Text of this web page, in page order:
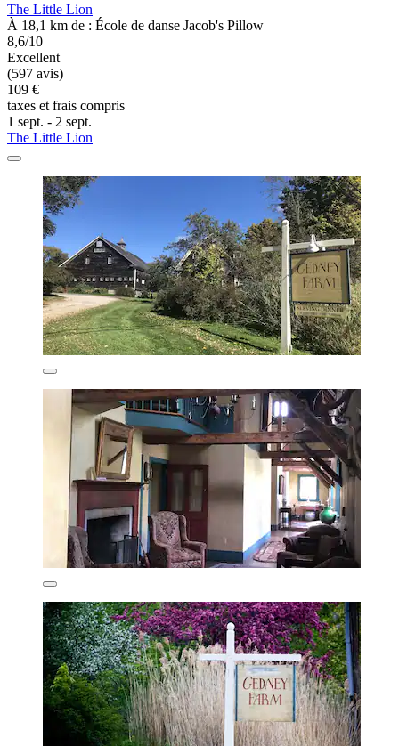
The Little Lion
À 18,1 km de : École de danse Jacob's Pillow
8,6/10
Excellent
(597 avis)
109 €
taxes et frais compris
1 sept. - 2 sept.
The Little Lion